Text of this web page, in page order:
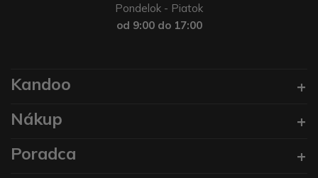
Pondelok - Piatok
od 9:00 do 17:00
Kandoo
Nákup
Poradca